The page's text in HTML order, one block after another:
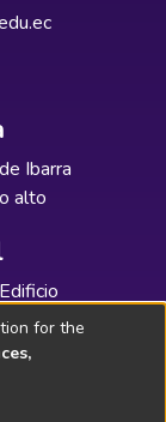
Ibarra
alto
for the